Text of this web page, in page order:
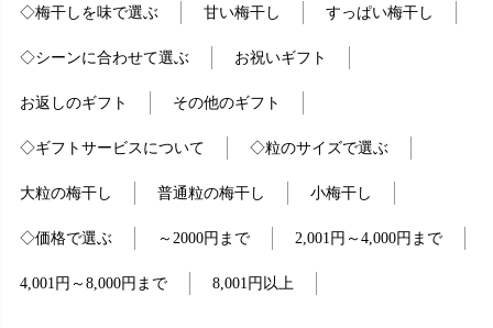
◇梅干しを味で選ぶ 甘い梅干し すっぱい梅干し
◇シーンに合わせて選ぶ お祝いギフト
お返しのギフト その他のギフト
◇ギフトサービスについて ◇粒のサイズで選ぶ
大粒の梅干し 普通粒の梅干し 小梅干し
◇価格で選ぶ ～2000円まで 2,001円～4,000円まで
4,001円～8,000円まで 8,001円以上